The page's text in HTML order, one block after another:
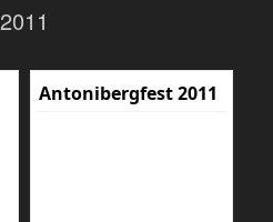
2011
Antonibergfest 2011